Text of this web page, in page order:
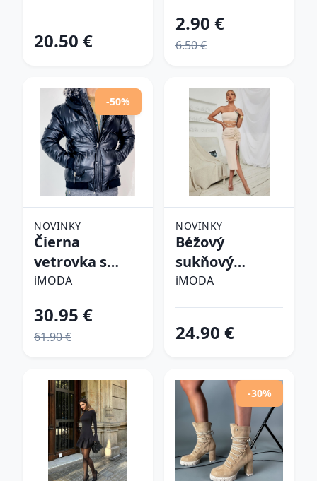
20.50 €
2.90 €
6.50 €
-50%
NOVINKY
Čierna
vetrovka s
kapucňou
iMODA
30.95 €
61.90 €
NOVINKY
Béžový
sukňový
komplet
iMODA
24.90 €
-30%